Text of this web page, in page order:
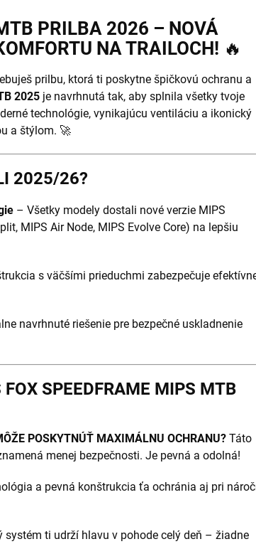
PRILBA 2026 – NOVÁ
NA TRAILOCH! 🔥
prilbu, ktorá ti poskytne špičkovú ochranu a
2025 je navrhnutá tak, aby splnila všetky tvoje
technológie, vynikajúcu ventiláciu a ikonický
a štýlom. 🚀
2025/26?
– Všetky modely dostali nové verzie MIPS
MIPS Air Node, MIPS Evolve Core) na lepšiu
s väčšími prieduchmi zabezpečuje
navrhnuté riešenie pre bezpečné uskladnenie
SPEEDFRAME MIPS MTB
POSKYTNÚŤ MAXIMÁLNU OCHRANU? Táto
menej bezpečnosti. Je pevná a odolná!
a pevná konštrukcia ťa ochránia aj pri
systém ti udrží hlavu v pohode celý deň – žiadne